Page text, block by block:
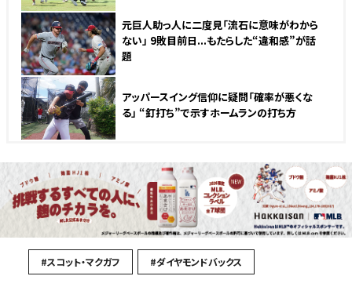
元巨人助っ人に二度見「流石に意味がわから
ない」 9敗目前日...もたらした“違和感”が話
題
アッパースイング信仰に疑問「確率が悪くな
る」 “釘打ち”で示すホームランの打ち方
#スコット・マクガフ #ダイヤモンドバックス